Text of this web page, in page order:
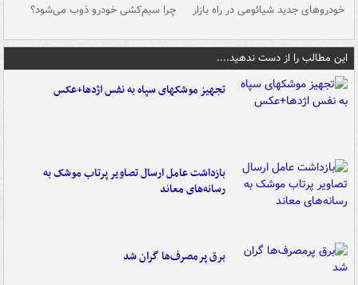
خودروهای جدید شیائومی در راه بازار چرا سیم‌کشی خودرو ذوب می‌شود؟
این مطالب را از دست ندهید....
تجهیز موشکهای سپاه به نفس اژدها+عکس
بازداشت عامل ارسال تصاویر پرتاب موشک به
رسانه‌های معاند
برق پرمصرف‌ها گران شد